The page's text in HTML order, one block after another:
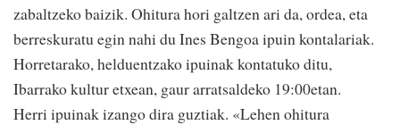
zabaltzeko baizik. Ohitura hori galtzen ari da, ordea, eta
berreskuratu egin nahi du Ines Bengoa ipuin kontalariak.
Horretarako, helduentzako ipuinak kontatuko ditu,
Ibarrako kultur etxean, gaur arratsaldeko 19:00etan.
Herri ipuinak izango dira guztiak. «Lehen ohitura